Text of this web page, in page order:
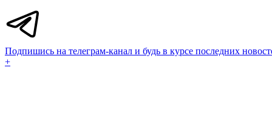
Подпишись на телеграм-канал и будь в курсе последних
+